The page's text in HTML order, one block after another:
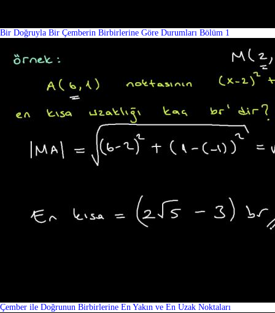
Bir Doğruyla Bir Çemberin Birbirlerine Göre Durumları Bölüm 1
Çember ile Doğrunun Birbirlerine En Yakın ve En Uzak Noktaları